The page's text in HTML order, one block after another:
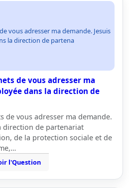
vous adresser ma demande. Jesuis
la direction de partena
de vous adresser ma
dans la direction de
de vous adresser ma demande.
direction de partenariat
de la protection sociale et de
l'Question